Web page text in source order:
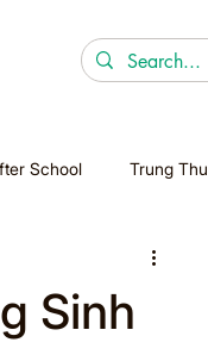
School Trung Thu
Sinh